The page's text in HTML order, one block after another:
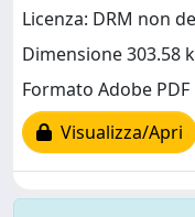
Licenza: DRM non
Dimensione 303.58
Formato Adobe PDF
Visualizza/Apri